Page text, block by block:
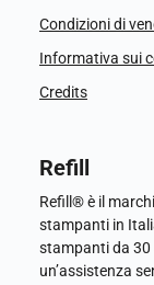
Condizioni di
Informativa sui
Credits
Refill
Refill® è il
stampanti in
stampanti da 30
un’assistenza